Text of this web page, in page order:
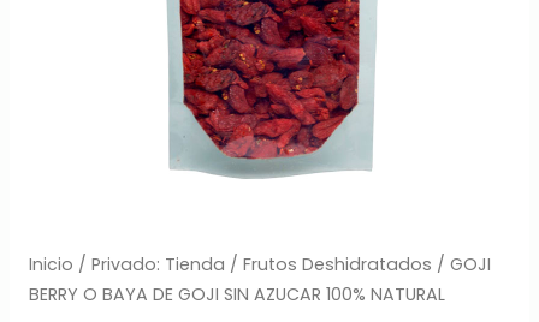
Inicio / Privado: Tienda / Frutos Deshidratados / GOJI
BERRY O BAYA DE GOJI SIN AZUCAR 100% NATURAL